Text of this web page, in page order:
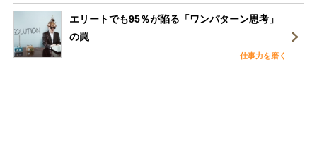
エリートでも95％が陥る「ワンパターン思考」
の罠
仕事力を磨く